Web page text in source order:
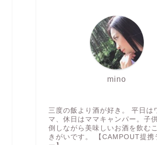
mino
三度の飯より酒が好き。 平日は
マ、休日はママキャンパー。子
倒しながら美味しいお酒を飲む
きがいです。 【CAMPOUT提携